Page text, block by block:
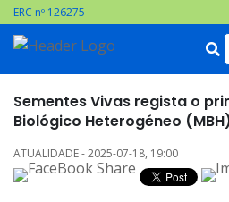
ERC nº 126275
Sementes Vivas regista o
Biológico Heterogéneo
ATUALIDADE - 2025-07-18, 19:00